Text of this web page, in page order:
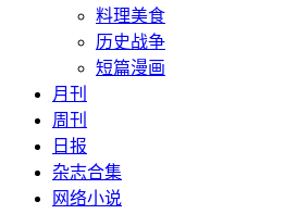
料理美食
历史战争
短篇漫画
月刊
周刊
日报
杂志合集
网络小说